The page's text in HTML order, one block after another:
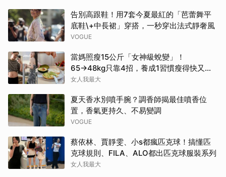
告別高跟鞋！用7套今夏最紅的「芭蕾舞平
底鞋\+中長裙」穿搭，一秒穿出法式靜奢風
VOGUE
當媽照瘦15公斤「女神級蛻變」！
65→48kg只靠4招，養成1習慣瘦得快又不
復胖
女人我最大
夏天香水別噴手腕？調香師揭最佳噴香位
置，香氣更持久、不易變調
VOGUE
蔡依林、賈靜雯、小s都瘋匹克球！搞懂匹
克球規則、FILA、ALO都出匹克球服裝系列
女人我最大